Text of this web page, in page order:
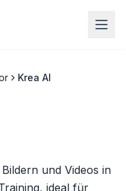
Krea AI
und Videos in
ideal für